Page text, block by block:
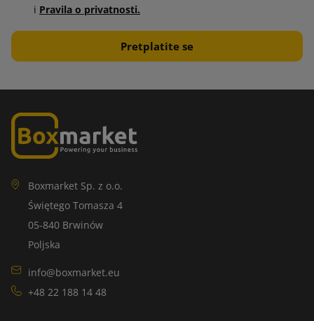
i Pravila o privatnosti.
Boxmarket Sp. z o.o.
Świętego Tomasza 4
05-840 Brwinów
Poljska
info@boxmarket.eu
+48 22 188 14 48